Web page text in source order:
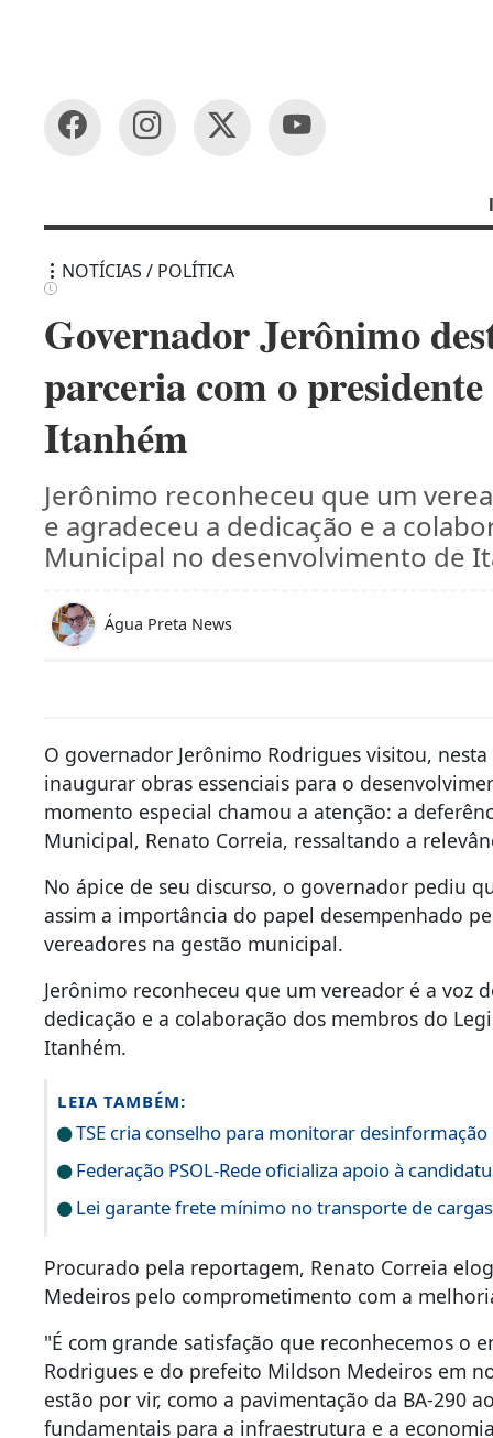
NOTÍCIAS / POLÍTICA
Governador Jerônimo
parceria com o
Itanhém
Jerônimo reconheceu que um
e agradeceu a dedicação e a
Municipal no desenvolvimento de
Água Preta News
O governador Jerônimo Rodrigues visitou,
inaugurar obras essenciais para o
momento especial chamou a atenção: a
Municipal, Renato Correia, ressaltando a
No ápice de seu discurso, o governador pediu
assim a importância do papel desempenhado
vereadores na gestão municipal.
Jerônimo reconheceu que um vereador é a voz
dedicação e a colaboração dos membros do
Itanhém.
LEIA TAMBÉM:
TSE cria conselho para monitorar desinformação
Federação PSOL-Rede oficializa apoio à
Lei garante frete mínimo no transporte de
Procurado pela reportagem, Renato Correia
Medeiros pelo comprometimento com a
"É com grande satisfação que reconhecemos o
Rodrigues e do prefeito Mildson Medeiros em
estão por vir, como a pavimentação da BA-290
fundamentais para a infraestrutura e a